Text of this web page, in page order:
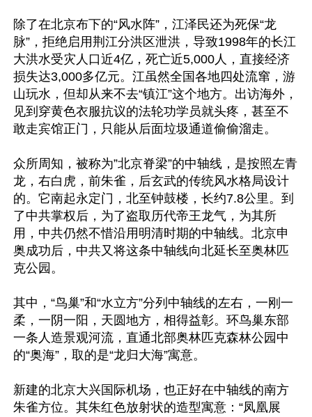
除了在北京布下的“风水阵”，江泽民还为死保“龙
脉”，拒绝启用荆江分洪区泄洪，导致1998年的长江
大洪水受灾人口近4亿，死亡近5,000人，直接经济
损失达3,000多亿元。江虽然全国各地四处流窜，游
山玩水，但却从来不去“镇江”这个地方。出访海外，
见到穿黄色衣服抗议的法轮功学员就头疼，甚至不
敢走宾馆正门，只能从后面垃圾通道偷偷溜走。
众所周知，被称为”北京脊梁”的中轴线，是按照左青
龙，右白虎，前朱雀，后玄武的传统风水格局设计
的。它南起永定门，北至钟鼓楼，长约7.8公里。到
了中共掌权后，为了盗取历代帝王龙气，为其所
用，中共仍然不惜沿用明清时期的中轴线。北京申
奥成功后，中共又将这条中轴线向北延长至奥林匹
克公园。
其中，“鸟巢”和“水立方”分列中轴线的左右，一刚一
柔，一阴一阳，天圆地方，相得益彰。环鸟巢东部
一条人造景观河流，直通北部奥林匹克森林公园中
的“奥海”，取的是“龙归大海”寓意。
新建的北京大兴国际机场，也正好在中轴线的南方
朱雀方位。其朱红色放射状的造型寓意：“凤凰展